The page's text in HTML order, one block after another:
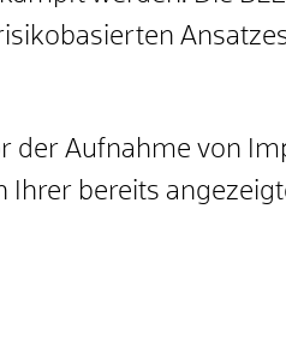
der Aufnahme von
Ihrer bereits